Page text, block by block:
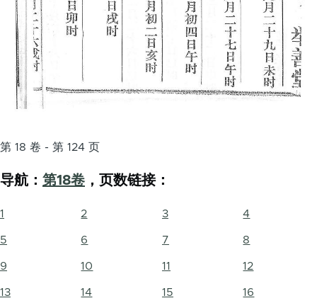
第 18 卷 - 第 124 页
导航： 第18卷 ，页数链接：
1 2 3 4
5 6 7 8
9 10 11 12
13 14 15 16